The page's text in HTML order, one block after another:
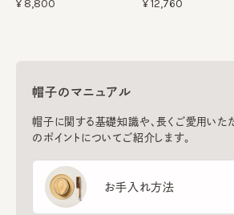
¥8,800 ¥12,760
帽子のマニュアル
帽子に関する基礎知識や、長くご愛用いた
のポイントについてご紹介します。
お手入れ方法